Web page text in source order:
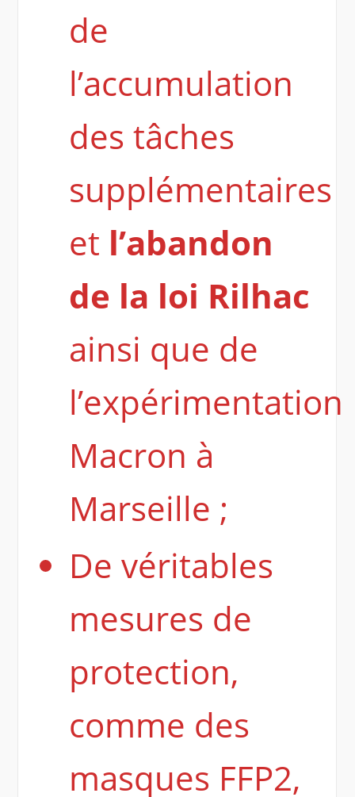
de
l’accumulation
des tâches
supplémentaires
et l’abandon
de la loi Rilhac
ainsi que de
l’expérimentation
Macron à
Marseille ;
De véritables
mesures de
protection,
comme des
masques FFP2,